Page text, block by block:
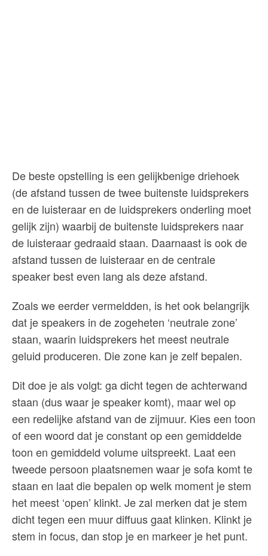
De beste opstelling is een gelijkbenige driehoek
(de afstand tussen de twee buitenste luidsprekers
en de luisteraar en de luidsprekers onderling moet
gelijk zijn) waarbij de buitenste luidsprekers naar
de luisteraar gedraaid staan. Daarnaast is ook de
afstand tussen de luisteraar en de centrale
speaker best even lang als deze afstand.
Zoals we eerder vermeldden, is het ook belangrijk
dat je speakers in de zogeheten ‘neutrale zone’
staan, waarin luidsprekers het meest neutrale
geluid produceren. Die zone kan je zelf bepalen.
Dit doe je als volgt: ga dicht tegen de achterwand
staan (dus waar je speaker komt), maar wel op
een redelijke afstand van de zijmuur. Kies een toon
of een woord dat je constant op een gemiddelde
toon en gemiddeld volume uitspreekt. Laat een
tweede persoon plaatsnemen waar je sofa komt te
staan en laat die bepalen op welk moment je stem
het meest ‘open’ klinkt. Je zal merken dat je stem
dicht tegen een muur diffuus gaat klinken. Klinkt je
stem in focus, dan stop je en markeer je het punt.